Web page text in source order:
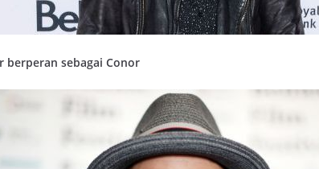
berperan sebagai Conor